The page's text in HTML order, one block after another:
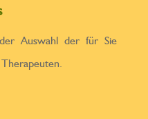
Auswahl der für Sie